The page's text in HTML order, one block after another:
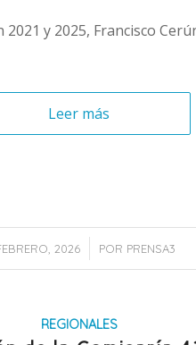
y 2025, Francisco
Leer más
2026
/ POR PRENSA3
REGIONALES